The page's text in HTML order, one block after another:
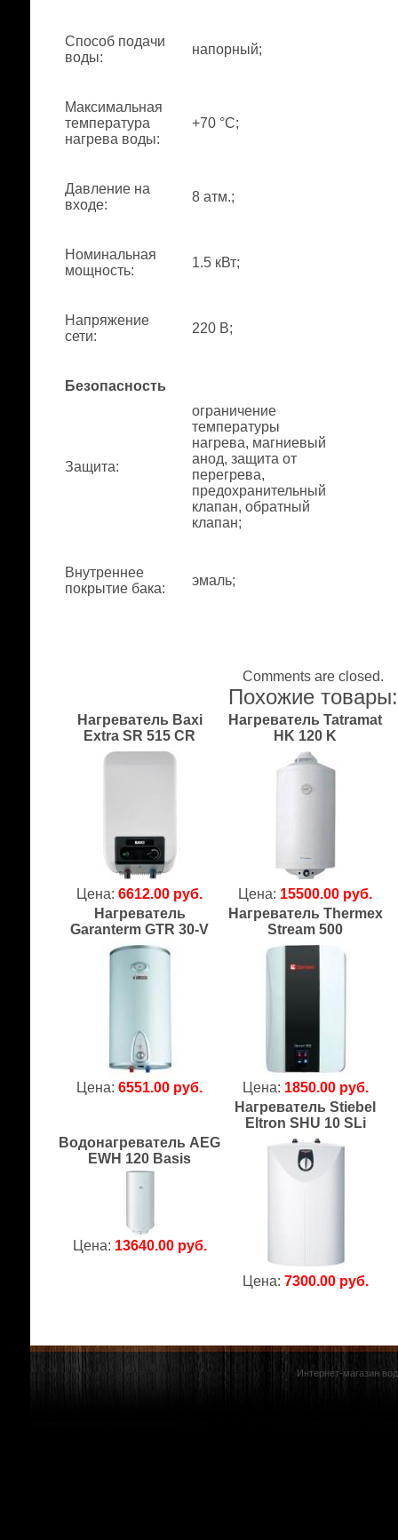
Способ подачи
воды:
напорный;
Максимальная
температура
нагрева воды:
+70 °С;
Давление на
входе:
8 атм.;
Номинальная
мощность:
1.5 кВт;
Напряжение
сети:
220 В;
Безопасность
Защита:
ограничение
температуры
нагрева, магниевый
анод, защита от
перегрева,
предохранительный
клапан, обратный
клапан;
Внутреннее
покрытие бака:
эмаль;
Comments are closed.
Похожие товары:
Нагреватель Baxi
Extra SR 515 CR
Цена:6612.00 руб.
Нагреватель Tatramat
HK 120 K
Цена: 15500.00 руб.
Нагреватель
Garanterm GTR 30-V
Цена:6551.00 руб.
Нагреватель Thermex
Stream 500
Цена: 1850.00 руб.
Водонагреватель AEG
EWH 120 Basis
Цена: 13640.00 руб.
Нагреватель Stiebel
Eltron SHU 10 SLi
Цена: 7300.00 руб.
Интернет-магазин